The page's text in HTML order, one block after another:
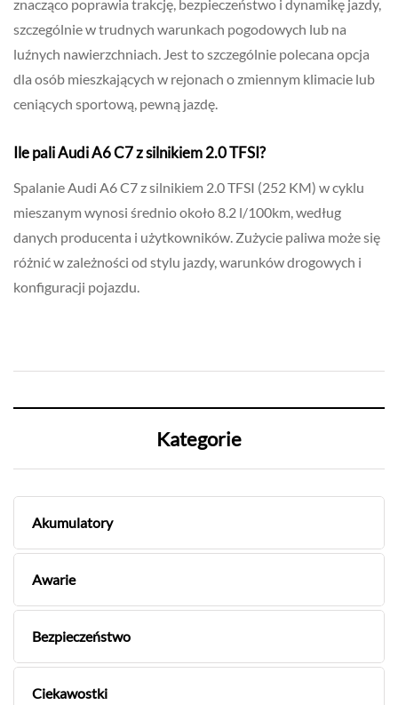
znacząco poprawia trakcję, bezpieczeństwo i dynamikę jazdy,
szczególnie w trudnych warunkach pogodowych lub na
luźnych nawierzchniach. Jest to szczególnie polecana opcja
dla osób mieszkających w rejonach o zmiennym klimacie lub
ceniących sportową, pewną jazdę.
Ile pali Audi A6 C7 z silnikiem 2.0 TFSI?
Spalanie Audi A6 C7 z silnikiem 2.0 TFSI (252 KM) w cyklu
mieszanym wynosi średnio około 8.2 l/100km, według
danych producenta i użytkowników. Zużycie paliwa może się
różnić w zależności od stylu jazdy, warunków drogowych i
konfiguracji pojazdu.
Kategorie
Akumulatory
Awarie
Bezpieczeństwo
Ciekawostki